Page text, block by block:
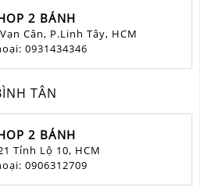
2 BÁNH
Cân, P.Linh Tây, HCM
0931434346
TÂN
2 BÁNH
Tỉnh Lộ 10, HCM
0906312709